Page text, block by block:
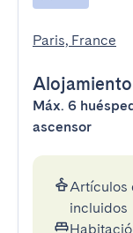
Paris, France
Alojamiento
Máx. 6
ascensor
Artículos
incluidos